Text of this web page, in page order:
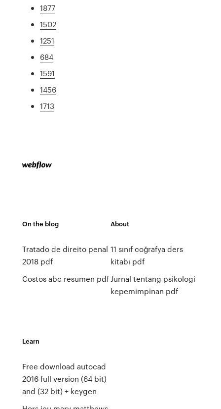
1877
1502
1251
684
1591
1456
1713
On the blog
Tratado de direito penal
2018 pdf
Costos abc resumen pdf
About
11 sınıf coğrafya ders
kitabı pdf
Jurnal tentang psikologi
kepemimpinan pdf
Learn
Free download autocad
2016 full version (64 bit)
and (32 bit) + keygen